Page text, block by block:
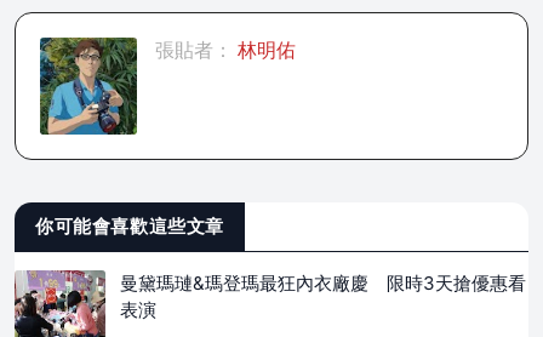
張貼者： 林明佑
你可能會喜歡這些文章
曼黛瑪璉&瑪登瑪最狂內衣廠慶 限時3天搶優惠看
表演